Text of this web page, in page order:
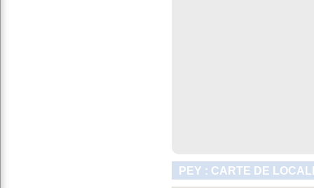
PEY : CARTE DE